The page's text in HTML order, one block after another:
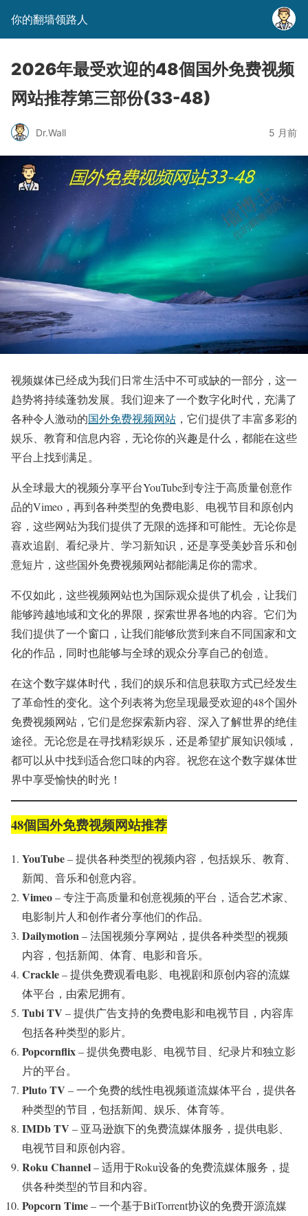
你的翻墙领路人
2026年最受欢迎的48個国外免费视频
网站推荐第三部份(33-48)
Dr.Wall 5 月前
视频媒体已经成为我们日常生活中不可或缺的一部分，这一
趋势将持续蓬勃发展。我们迎来了一个数字化时代，充满了
各种令人激动的国外免费视频网站 ，它们提供了丰富多彩的
娱乐、教育和信息内容，无论你的兴趣是什么，都能在这些
平台上找到满足。
从全球最大的视频分享平台YouTube到专注于高质量创意作
品的Vimeo，再到各种类型的免费电影、电视节目和原创内
容，这些网站为我们提供了无限的选择和可能性。无论你是
喜欢追剧、看纪录片、学习新知识，还是享受美妙音乐和创
意短片，这些国外免费视频网站都能满足你的需求。
不仅如此，这些视频网站也为国际观众提供了机会，让我们
能够跨越地域和文化的界限，探索世界各地的内容。它们为
我们提供了一个窗口，让我们能够欣赏到来自不同国家和文
化的作品，同时也能够与全球的观众分享自己的创造。
在这个数字媒体时代，我们的娱乐和信息获取方式已经发生
了革命性的变化。这个列表将为您呈现最受欢迎的48个国外
免费视频网站，它们是您探索新内容、深入了解世界的绝佳
途径。无论您是在寻找精彩娱乐，还是希望扩展知识领域，
都可以从中找到适合您口味的内容。祝您在这个数字媒体世
界中享受愉快的时光！
48個国外免费视频网站推荐
YouTube– 提供各种类型的视频内容，包括娱乐、教育、
新闻、音乐和创意内容。
Vimeo– 专注于高质量和创意视频的平台，适合艺术家、
电影制片人和创作者分享他们的作品。
Dailymotion– 法国视频分享网站，提供各种类型的视频
内容，包括新闻、体育、电影和音乐。
Crackle– 提供免费观看电影、电视剧和原创内容的流媒
体平台，由索尼拥有。
Tubi TV – 提供广告支持的免费电影和电视节目，内容库
包括各种类型的影片。
Popcornflix– 提供免费电影、电视节目、纪录片和独立影
片的平台。
Pluto TV – 一个免费的线性电视频道流媒体平台，提供各
种类型的节目，包括新闻、娱乐、体育等。
IMDb TV – 亚马逊旗下的免费流媒体服务，提供电影、
电视节目和原创内容。
Roku Channel– 适用于Roku设备的免费流媒体服务，提
供各种类型的节目和内容。
Popcorn Time– 一个基于BitTorrent协议的免费开源流媒